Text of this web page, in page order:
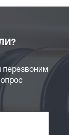
перезвоним